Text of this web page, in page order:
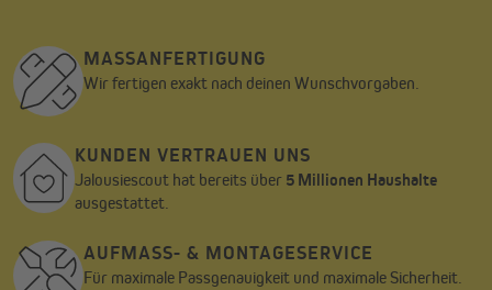
MASSANFERTIGUNG
Wir fertigen exakt nach deinen Wunschvorgaben.
KUNDEN VERTRAUEN UNS
Jalousiescout hat bereits über 5 Millionen Haushalte
ausgestattet.
AUFMASS- & MONTAGESERVICE
Für maximale Passgenauigkeit und maximale Sicherheit.